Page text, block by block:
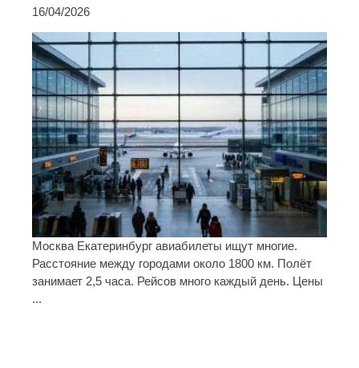
16/04/2026
Москва Екатеринбург авиабилеты ищут многие.
Расстояние между городами около 1800 км. Полёт
занимает 2,5 часа. Рейсов много каждый день. Цены
...